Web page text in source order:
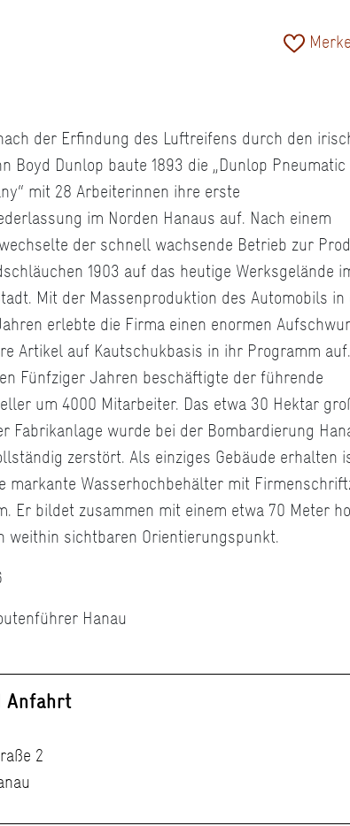
der Erfindung des Luftreifens durch den
Boyd Dunlop baute 1893 die „Dunlop Pneumatic
mit 28 Arbeiterinnen ihre erste
im Norden Hanaus auf. Nach einem
der schnell wachsende Betrieb zur
1903 auf das heutige Werksgelände
Mit der Massenproduktion des Automobils in
erlebte die Firma einen enormen
Artikel auf Kautschukbasis in ihr Programm auf.
Fünfziger Jahren beschäftigte der führende
um 4000 Mitarbeiter. Das etwa 30 Hektar
Fabrikanlage wurde bei der Bombardierung
zerstört. Als einziges Gebäude erhalten
markante Wasserhochbehälter mit
Er bildet zusammen mit einem etwa 70 Meter
weithin sichtbaren Orientierungspunkt.
Hanau
Anfahrt
2